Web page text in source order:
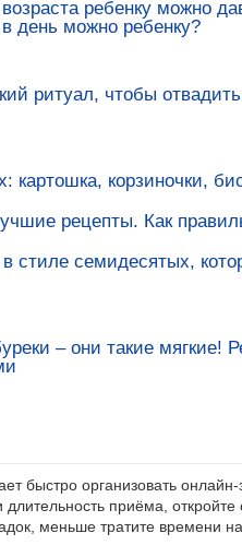
возраста ребенку можно
день можно ребенку?
ритуал, чтобы
картошка, корзиночки,
рецепты. Как
стиле семидесятых,
– они такие мягкие!
быстро организовать
длительность приёма,
меньше тратите времени